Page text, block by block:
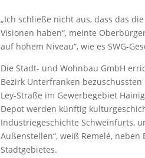
„Ich schließe nicht aus, dass das
Visionen haben“, meinte
auf hohem Niveau“, wie es SWG-
Die Stadt- und Wohnbau GmbH
Bezirk Unterfranken
Ley-Straße im Gewerbegebiet
Depot werden künftig
Industriegeschichte Schweinfurts,
Außenstellen“, weiß Remelé,
Stadtgebietes.